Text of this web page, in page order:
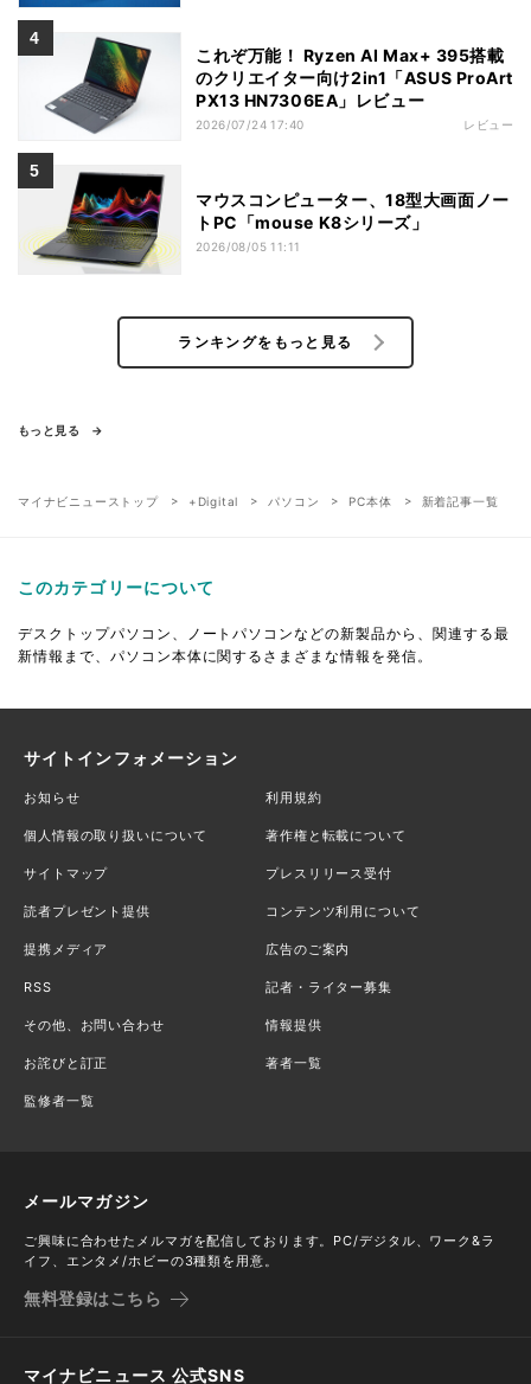
これぞ万能！ Ryzen AI Max+ 395搭載
のクリエイター向け2in1「ASUS ProArt
PX13 HN7306EA」レビュー
2026/07/24 17:40 レビュー
マウスコンピューター、18型大画面ノー
トPC「mouse K8シリーズ」
2026/08/05 11:11
ランキングをもっと見る
もっと見る
マイナビニューストップ +Digital パソコン PC本体 新着記事一覧
このカテゴリーについて
デスクトップパソコン、ノートパソコンなどの新製品から、関連する最
新情報まで、パソコン本体に関するさまざまな情報を発信。
サイトインフォメーション
お知らせ 利用規約
個人情報の取り扱いについて 著作権と転載について
サイトマップ プレスリリース受付
読者プレゼント提供 コンテンツ利用について
提携メディア 広告のご案内
RSS 記者・ライター募集
その他、お問い合わせ 情報提供
お詫びと訂正 著者一覧
監修者一覧
メールマガジン
ご興味に合わせたメルマガを配信しております。PC/デジタル、ワーク&ラ
イフ、エンタメ/ホビーの3種類を用意。
無料登録はこちら
マイナビニュース 公式SNS